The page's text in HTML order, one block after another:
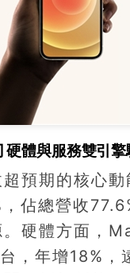
硬體與服務雙引擎
預期的核心
，佔總營收
。硬體方面，
，年增18%，